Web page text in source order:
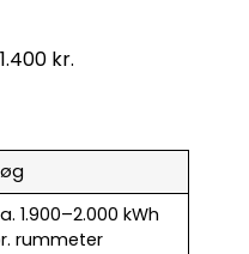
kr.
1.900–2.000 kWh
rummeter